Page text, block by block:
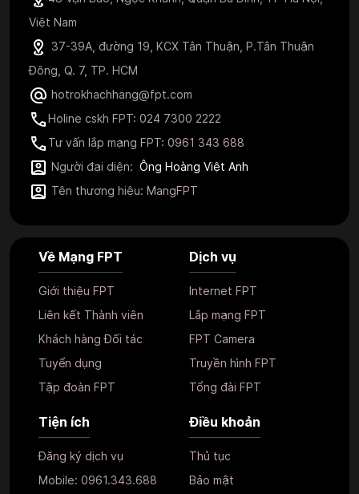
Việt Nam
37-39A, đường 19, KCX Tân Thuận, P.Tân Thuận
Đông, Q. 7, TP. HCM
hotrokhachhang@fpt.com
Holine cskh FPT: 024 7300 2222
Tư vấn lắp mạng FPT: 0961 343 688
Người đại diện: Ông Hoàng Việt Anh
Tên thương hiệu: MangFPT
Về Mạng FPT
Giới thiệu FPT
Liên kết Thành viên
Khách hàng Đối tác
Tuyển dụng
Tập đoàn FPT
Dịch vụ
Internet FPT
Lắp mạng FPT
FPT Camera
Truyền hình FPT
Tổng đài FPT
Tiện ích
Đăng ký dịch vụ
Mobile: 0961.343.688
Điều khoản
Thủ tục
Bảo mật